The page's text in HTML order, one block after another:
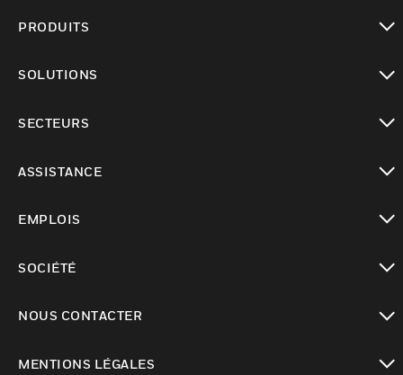
PRODUITS
SOLUTIONS
SECTEURS
ASSISTANCE
EMPLOIS
SOCIÉTÉ
NOUS CONTACTER
MENTIONS LÉGALES